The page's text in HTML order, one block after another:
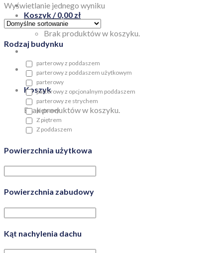
Koszyk /0,00 zł
Brak produktów w koszyku.
Koszyk
Brak produktów w koszyku.
Wyświetlanie jednego wyniku
Rodzaj budynku
parterowy z poddaszem
parterowy z poddaszem użytkowym
parterowy
parterowy z opcjonalnym poddaszem
parterowy ze strychem
piętrowy
Z piętrem
Z poddaszem
Powierzchnia użytkowa
Powierzchnia zabudowy
Kąt nachylenia dachu